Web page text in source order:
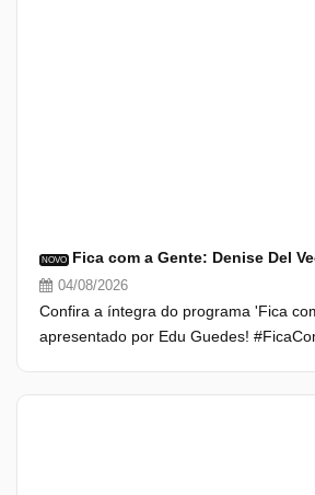
NOVO
04/08/2026
Confira a íntegra do programa 'Fica
apresentado por Edu Guedes!